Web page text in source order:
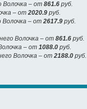
Волочка – от 861.6 руб.
– от 2020.9 руб.
– от 2617.9 руб.
Волочка – от 861.6 руб.
– от 1088.0 руб.
Волочка – от 2188.0 руб.